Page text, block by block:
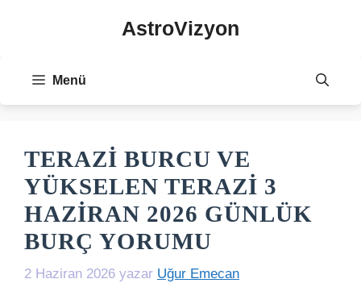
AstroVizyon
Menü
TERAZI BURCU VE
YÜKSELEN TERAZI 3
HAZIRAN 2026 GÜNLÜK
BURÇ YORUMU
2 Haziran 2026 yazar Uğur Emecan